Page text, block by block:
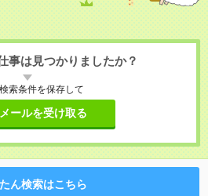
事は見つかりましたか？
索条件を保存して
ールを受け取る
ん検索はこちら